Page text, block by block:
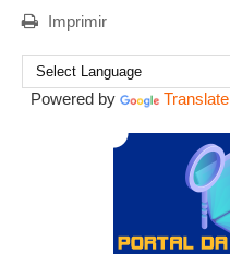
Imprimir
Powered by Translate